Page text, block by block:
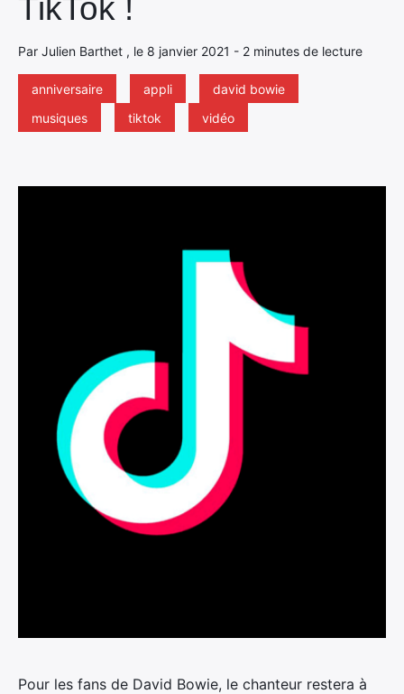
TikTok !
Par Julien Barthet , le 8 janvier 2021 - 2 minutes de lecture
anniversaire appli
david bowie
musiques
tiktok vidéo
Pour les fans de David Bowie, le chanteur restera à